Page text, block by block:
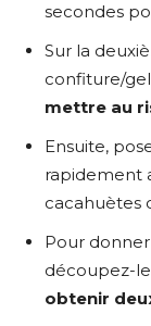
secondes
Sur la
confiture/
mettre au
Ensuite,
rapidement
cacahuètes
Pour
découpez-
obtenir